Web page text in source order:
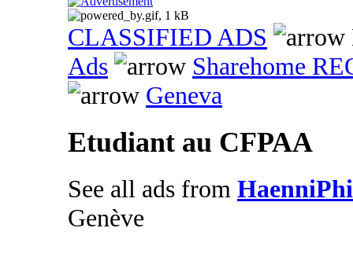
CLASSIFIED ADS
Ads
Sharehome
Geneva
Etudiant au CFPAA
See all ads from
Genève